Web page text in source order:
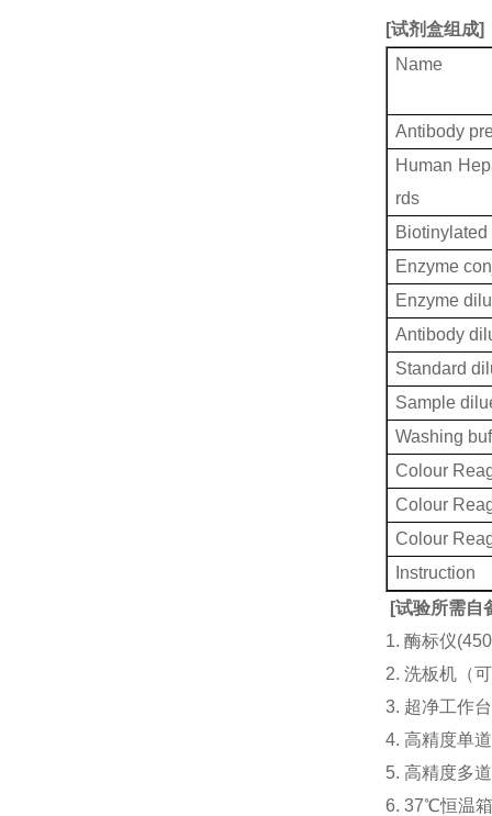
[试剂盒组成]
Name
Antibody
Human
rds
Enzyme
Enzyme
Antibody
Standard
Sample
Washing
Colour
Colour
Colour
Instruction
[试验所需自
1. 酶标仪
2. 洗板机（
3. 超净工作
4. 高精度单
5. 高精度多
6. 37℃恒温